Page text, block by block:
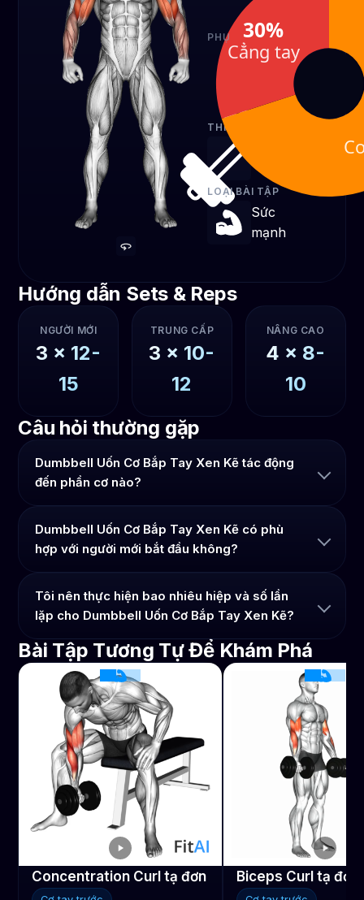
PHỤ
Cẳng
30%
THIẾT BỊ
LOẠI BÀI TẬP
Sức
mạnh
30%
Cẳng tay
Hướng dẫn Sets & Reps
NGƯỜI MỚI
3 x 12-
15
TRUNG CẤP
3 x 10-
12
NÂNG CAO
4 x 8-
10
Câu hỏi thường gặp
Dumbbell Uốn Cơ Bắp Tay Xen Kẽ tác động
đến phần cơ nào?
Dumbbell Uốn Cơ Bắp Tay Xen Kẽ có phù
hợp với người mới bắt đầu không?
Tôi nên thực hiện bao nhiêu hiệp và số lần
lặp cho Dumbbell Uốn Cơ Bắp Tay Xen Kẽ?
Bài Tập Tương Tự Để Khám Phá
Concentration Curl tạ đơn Biceps Curl tạ đơn